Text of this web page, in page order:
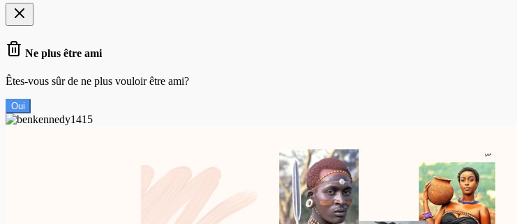
Ne plus être ami
Êtes-vous sûr de ne plus vouloir être ami?
Oui